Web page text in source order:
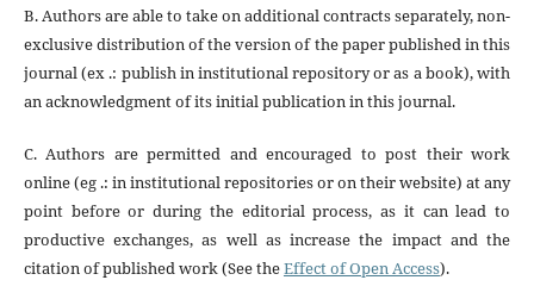
B. Authors are able to take on additional contracts separately, non-
exclusive distribution of the version of the paper published in this
journal (ex .: publish in institutional repository or as a book), with
an acknowledgment of its initial publication in this journal.
C. Authors are permitted and encouraged to post their work
online (eg .: in institutional repositories or on their website) at any
point before or during the editorial process, as it can lead to
productive exchanges, as well as increase the impact and the
citation of published work (See theEffect of Open Access).